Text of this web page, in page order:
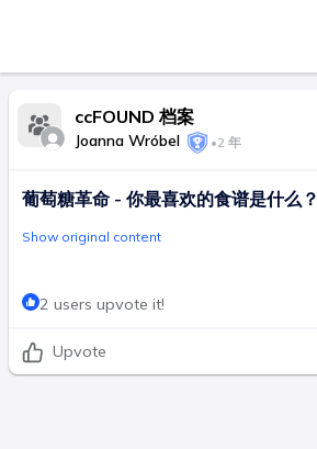
ccFOUND 档案
Joanna Wróbel •2 年
葡萄糖革命 - 你最喜欢的食谱是什么？
Show original content
2 users upvote it!
Upvote